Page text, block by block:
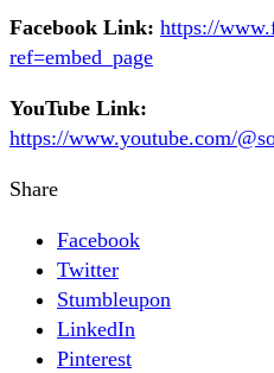
Facebook Link: https://
ref=embed_page
YouTube Link:
https://www.youtube.com/
Share
Facebook
Twitter
Stumbleupon
LinkedIn
Pinterest